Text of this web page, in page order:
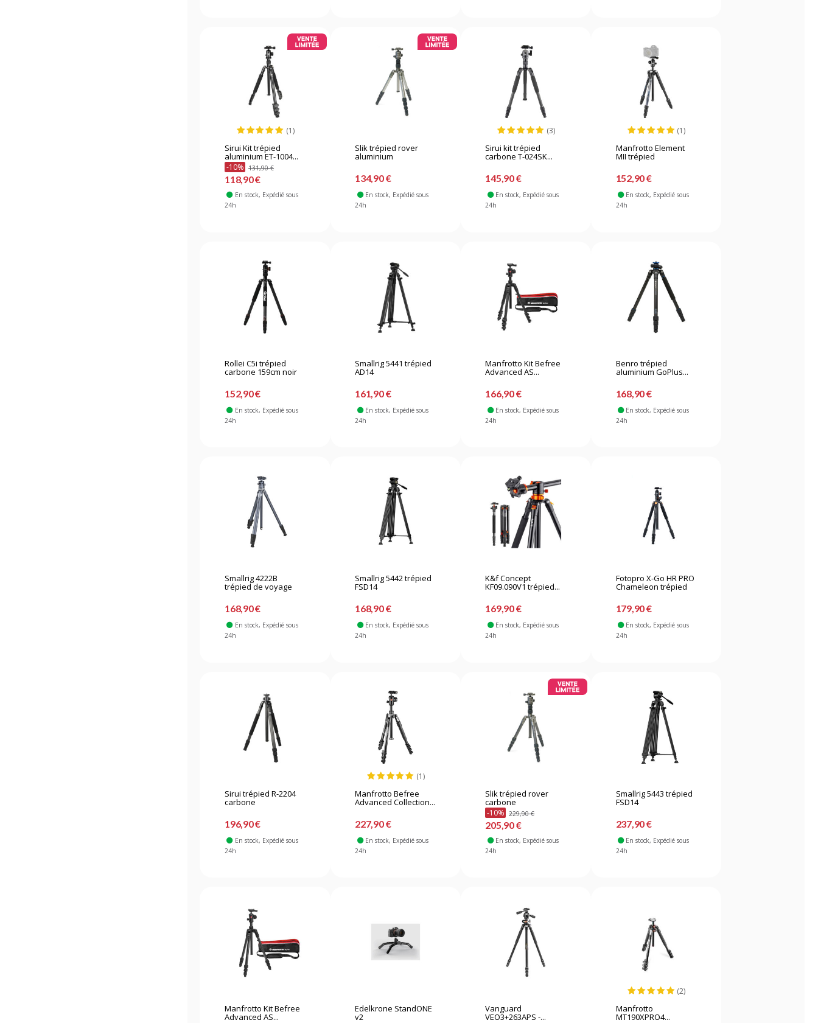
(1)
Sirui Kit trépied
aluminium ET-1004...
-10% 131,90 €
118,90 €
En stock, Expédié sous
24h
Slik trépied rover
aluminium
134,90 €
En stock, Expédié sous
24h
(3)
Sirui kit trépied
carbone T-024SK...
145,90 €
En stock, Expédié sous
24h
(1)
Manfrotto Element
MII trépied
aluminium...
152,90 €
En stock, Expédié sous
24h
Rollei C5i trépied
carbone 159cm noir
152,90 €
En stock, Expédié sous
24h
Smallrig 5441 trépied
AD14
161,90 €
En stock, Expédié sous
24h
Manfrotto Kit Befree
Advanced AS...
166,90 €
En stock, Expédié sous
24h
Benro trépied
aluminium GoPlus...
168,90 €
En stock, Expédié sous
24h
Smallrig 4222B
trépied de voyage
léger AP-02
168,90 €
En stock, Expédié sous
24h
Smallrig 5442 trépied
FSD14
168,90 €
En stock, Expédié sous
24h
K&f Concept
KF09.090V1 trépied...
169,90 €
En stock, Expédié sous
24h
Fotopro X-Go HR PRO
Chameleon trépied
179,90 €
En stock, Expédié sous
24h
Sirui trépied R-2204
carbone
196,90 €
En stock, Expédié sous
24h
(1)
Manfrotto Befree
Advanced Collection...
227,90 €
En stock, Expédié sous
24h
Slik trépied rover
carbone
-10% 229,90 €
205,90 €
En stock, Expédié sous
24h
Smallrig 5443 trépied
FSD14
237,90 €
En stock, Expédié sous
24h
Manfrotto Kit Befree
Advanced AS...
Edelkrone StandONE
v2
Vanguard
VEO3+263APS -...
(2)
Manfrotto
MT190XPRO4...